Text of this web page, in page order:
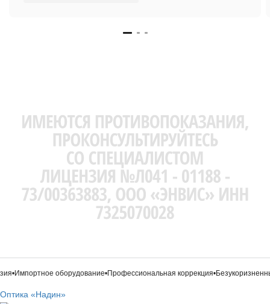
•Импортное оборудование•Профессиональная коррекция•
Оптика «Надин»